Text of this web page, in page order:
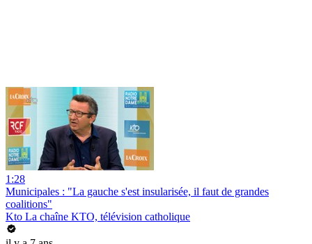
1:28
Municipales : "La gauche s'est insularisée, il faut de grandes
coalitions"
Kto La chaîne KTO, télévision catholique